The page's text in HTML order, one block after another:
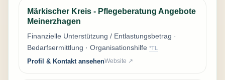
Märkischer Kreis - Pflegeberatung Angebote
Meinerzhagen
Finanzielle Unterstützung / Entlastungsbetrag ·
Bedarfsermittlung · Organisationshilfe *TL
Profil & Kontakt ansehenWebsite ↗